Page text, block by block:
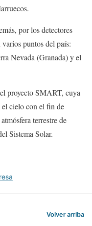
por los detectores
puntos del país:
Nevada (Granada) y el
proyecto SMART, cuya
cielo con el fin de
terrestre de
Sistema Solar.
Volver arriba